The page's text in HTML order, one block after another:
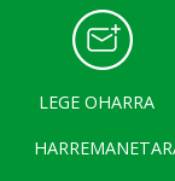
LEGE OHARRA